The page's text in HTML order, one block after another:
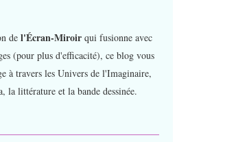
de l'Écran-Miroir qui fusionne avec
(pour plus d'efficacité), ce blog vous
à travers les Univers de l'Imaginaire,
la littérature et la bande dessinée.